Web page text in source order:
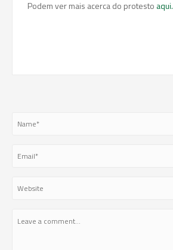
Podem ver mais acerca do protesto aqui.